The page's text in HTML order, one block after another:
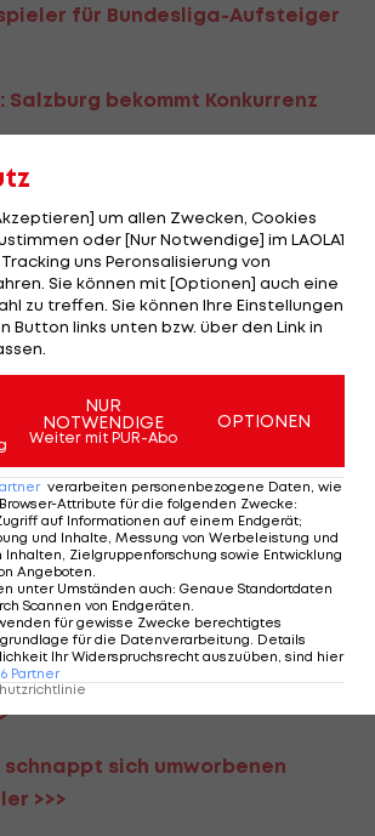
für Bundesliga-Aufsteiger
Salzburg bekommt Konkurrenz
Bundesliga-
>>>
für fixen Deal mit Leihspieler
einen Mittelfeld-Mann an
>>>
Nächster Millionen-Einkauf
in die Serie A? >>>
U17-Vizeweltmeister >>>
sich LigaZwa-Goalgetter
schnappt sich umworbenen
>>>
um allen Zwecken, Cookies
oder [Nur Notwendige] im LAOLA1
Tracking uns Peronsalisierung von
Sie können mit [Optionen] auch eine
zu treffen. Sie können Ihre Einstellungen
Button links unten bzw. über den Link in
NUR
NOTWENDIGE
Weiter mit PUR-Abo
OPTIONEN
verarbeiten personenbezogene Daten, wie
Attribute für die folgenden Zwecke:
auf Informationen auf einem Endgerät;
und Inhalte, Messung von Werbeleistung und
Inhalten, Zielgruppenforschung sowie Entwicklung
Angeboten.
unter Umständen auch: Genaue Standortdaten
Scannen von Endgeräten.
für gewisse Zwecke berechtigtes
für die Datenverarbeitung. Details
Ihr Widerspruchsrecht auszuüben, sind hier
Partner